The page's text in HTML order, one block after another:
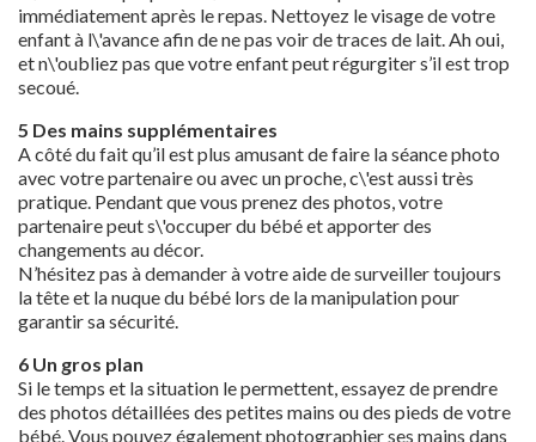
immédiatement après le repas. Nettoyez le visage de votre
enfant à l\'avance afin de ne pas voir de traces de lait. Ah oui,
et n\'oubliez pas que votre enfant peut régurgiter s’il est trop
secoué.
5 Des mains supplémentaires
A côté du fait qu’il est plus amusant de faire la séance photo
avec votre partenaire ou avec un proche, c\'est aussi très
pratique. Pendant que vous prenez des photos, votre
partenaire peut s\'occuper du bébé et apporter des
changements au décor.
N’hésitez pas à demander à votre aide de surveiller toujours
la tête et la nuque du bébé lors de la manipulation pour
garantir sa sécurité.
6 Un gros plan
Si le temps et la situation le permettent, essayez de prendre
des photos détaillées des petites mains ou des pieds de votre
bébé. Vous pouvez également photographier ses mains dans